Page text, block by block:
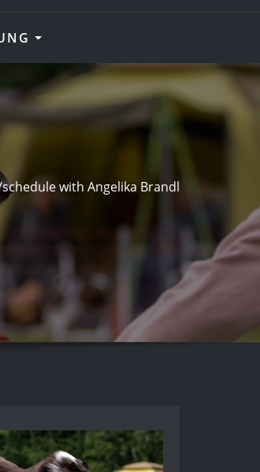
with Angelika Brandl